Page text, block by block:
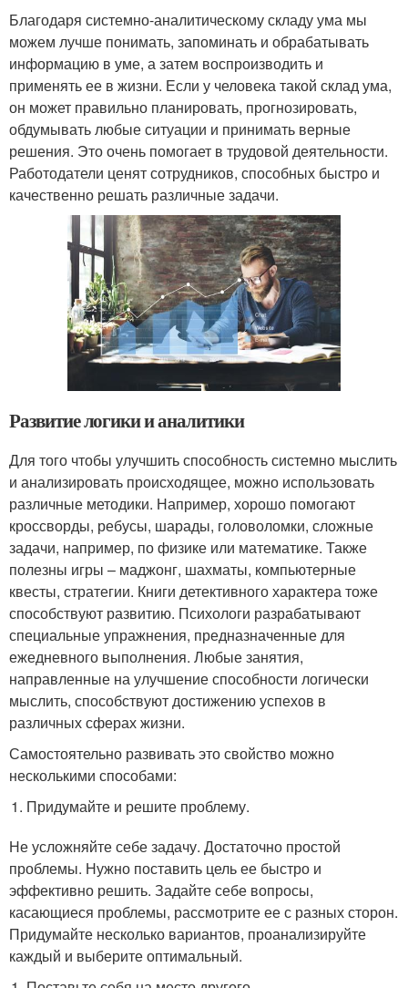
Благодаря системно-аналитическому складу ума мы
можем лучше понимать, запоминать и обрабатывать
информацию в уме, а затем воспроизводить и
применять ее в жизни. Если у человека такой склад ума,
он может правильно планировать, прогнозировать,
обдумывать любые ситуации и принимать верные
решения. Это очень помогает в трудовой деятельности.
Работодатели ценят сотрудников, способных быстро и
качественно решать различные задачи.
Развитие логики и аналитики
Для того чтобы улучшить способность системно мыслить
и анализировать происходящее, можно использовать
различные методики. Например, хорошо помогают
кроссворды, ребусы, шарады, головоломки, сложные
задачи, например, по физике или математике. Также
полезны игры – маджонг, шахматы, компьютерные
квесты, стратегии. Книги детективного характера тоже
способствуют развитию. Психологи разрабатывают
специальные упражнения, предназначенные для
ежедневного выполнения. Любые занятия,
направленные на улучшение способности логически
мыслить, способствуют достижению успехов в
различных сферах жизни.
Самостоятельно развивать это свойство можно
несколькими способами:
Придумайте и решите проблему.
Не усложняйте себе задачу. Достаточно простой
проблемы. Нужно поставить цель ее быстро и
эффективно решить. Задайте себе вопросы,
касающиеся проблемы, рассмотрите ее с разных сторон.
Придумайте несколько вариантов, проанализируйте
каждый и выберите оптимальный.